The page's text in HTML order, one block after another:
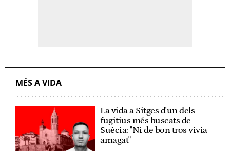
MÉS A VIDA
La vida a Sitges d'un dels
fugitius més buscats de
Suècia: "Ni de bon tros vivia
amagat"